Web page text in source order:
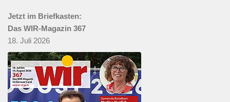
Jetzt im Briefkasten:
Das WIR-Magazin 367
18. Juli 2026